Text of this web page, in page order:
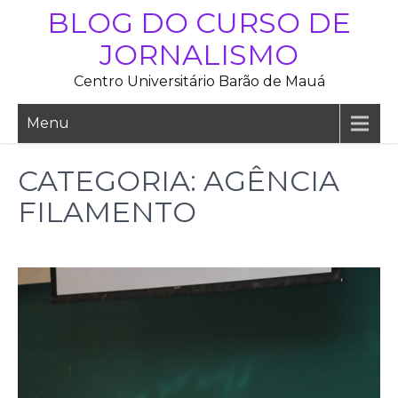
BLOG DO CURSO DE
JORNALISMO
Centro Universitário Barão de Mauá
Menu
CATEGORIA: AGÊNCIA
FILAMENTO